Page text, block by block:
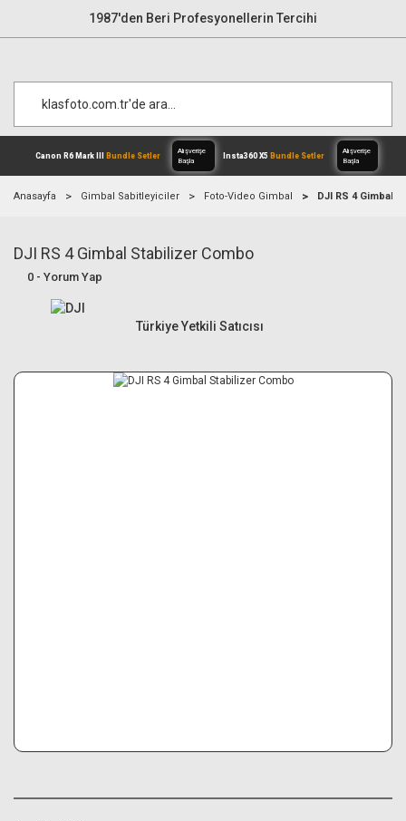
1987'den Beri Profesyonellerin Tercihi
Canon R6 Mark IIIBundle Setler
Anasayfa Gimbal Sabitleyiciler Foto-Video Gimbal DJI RS 4 Gimbal
DJI RS 4 Gimbal Stabilizer Combo
0 - Yorum Yap
Türkiye Yetkili Satıcısı